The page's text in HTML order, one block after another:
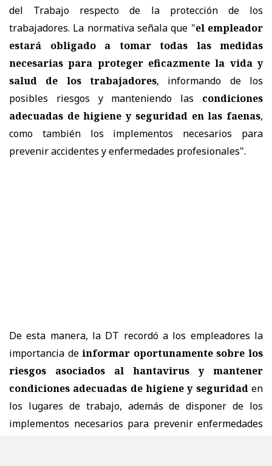
del Trabajo respecto de la protección de los
trabajadores. La normativa señala que "el empleador
estará obligado a tomar todas las medidas
necesarias para proteger eficazmente la vida y
salud de los trabajadores, informando de los
posibles riesgos y manteniendo las condiciones
adecuadas de higiene y seguridad en las faenas,
como también los implementos necesarios para
prevenir accidentes y enfermedades profesionales".
De esta manera, la DT recordó a los empleadores la
importancia deinformar oportunamente sobre los
riesgos asociados al hantavirus y mantener
condiciones adecuadas de higiene y seguridaden
los lugares de trabajo, además de disponer de los
implementos necesarios para prevenir enfermedades